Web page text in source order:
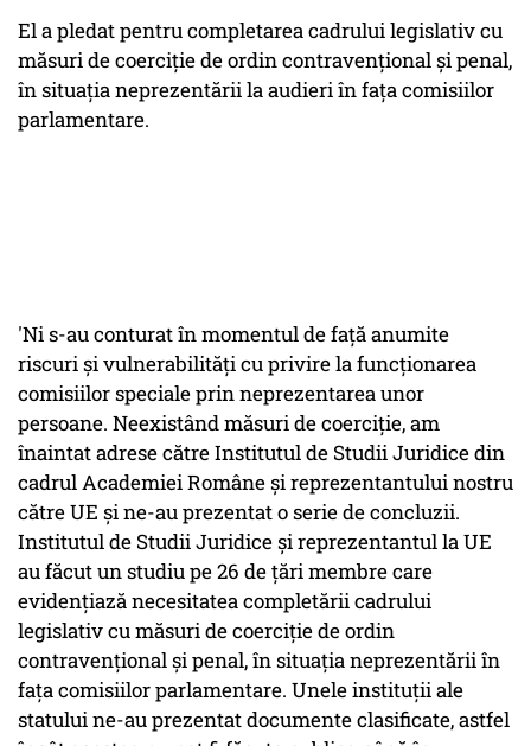
El a pledat pentru completarea cadrului legislativ cu
măsuri de coerciţie de ordin contravenţional şi penal,
în situaţia neprezentării la audieri în faţa comisiilor
parlamentare.
'Ni s-au conturat în momentul de faţă anumite
riscuri şi vulnerabilităţi cu privire la funcţionarea
comisiilor speciale prin neprezentarea unor
persoane. Neexistând măsuri de coerciţie, am
înaintat adrese către Institutul de Studii Juridice din
cadrul Academiei Române şi reprezentantului nostru
către UE şi ne-au prezentat o serie de concluzii.
Institutul de Studii Juridice şi reprezentantul la UE
au făcut un studiu pe 26 de ţări membre care
evidenţiază necesitatea completării cadrului
legislativ cu măsuri de coerciţie de ordin
contravenţional şi penal, în situaţia neprezentării în
faţa comisiilor parlamentare. Unele instituţii ale
statului ne-au prezentat documente clasificate, astfel